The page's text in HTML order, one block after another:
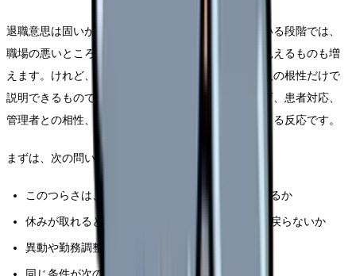
退職意思は固いが、職場の対応で手続きが止まっている段階では、
職場の悪いところだけでなく、自分の弱さのように見えるものも増
えます。けれど、看護師さんの「辞めたい」は、本人の根性だけで
説明できるものではありません。勤務表、夜勤、教育、患者対応、
管理者との相性、家庭の事情、体調が重なって出てくる反応です。
まずは、次の問いを使って原因を分けてください。
このつらさは、特定の人・部署・勤務帯で強くなるか
休みが取れると回復するか、それとも休みの日も戻らないか
異動や勤務調整で軽くなる可能性があるか